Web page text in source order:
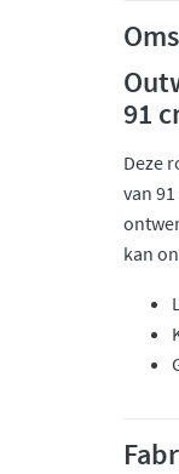
91
Deze
van
kan